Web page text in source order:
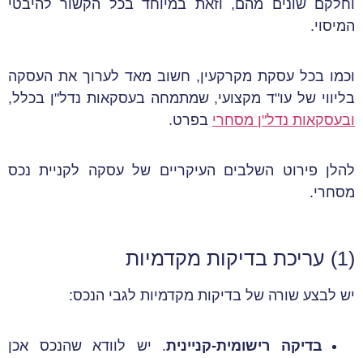
וחלקם שונים מהם, וזאת במיוחד בכל הקשור להיבטי
המיסוי.
וכמו בכל עסקת מקרקעין, חשוב מאד לערוך את העסקה
בליווי של עו"ד מקצועי, שמתמחה בעסקאות נדל"ן בכלל,
ובעסקאות נדל"ן מסחרי בפרט.
להלן פירוט השלבים העיקריים של עסקה לקניית נכס
מסחרי.
(1) עריכת בדיקות מקדמיות
יש לבצע שורה של בדיקות מקדמיות לגבי הנכס:
בדיקה רישומית-קניינית. יש לוודא שהנכס אכן